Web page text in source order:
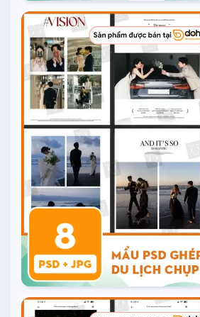
20.000₫
Mua ngay